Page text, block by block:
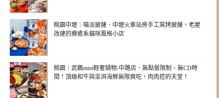
桃園中壢｜喵派披薩．中壢火車站旁手工窯烤披薩，老屋
改建的療癒系貓咪風格小店
桃園｜武鶴mini輕奢鍋物-中路店．無點餐限制、無CD時
間！頂級和牛與澎湃海鮮無限爽吃，肉肉控的天堂！